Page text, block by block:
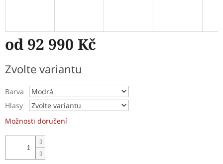
od 92 990 Kč
cena:
Zvolte variantu
Barva
Hlasy
Možnosti doručení